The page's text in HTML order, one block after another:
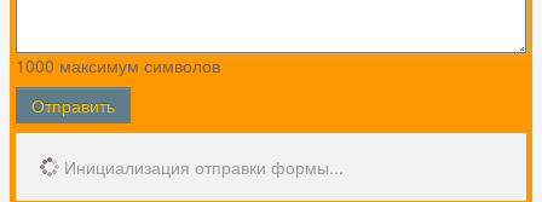
1000максимум символов
Отправить
Инициализация отправки формы...